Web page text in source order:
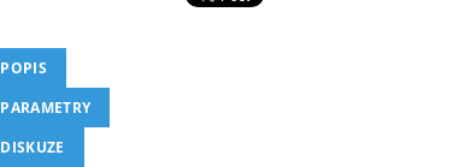
POPIS
PARAMETRY
DISKUZE